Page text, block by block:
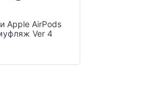
Apple AirPods
Ver 4